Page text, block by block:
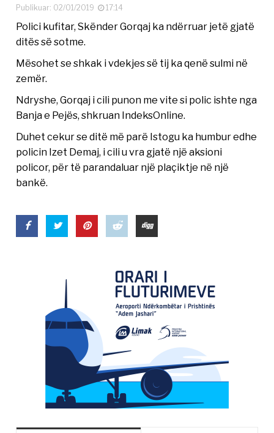
Publikuar: 02/01/2019
17:14
Polici kufitar, Skënder Gorqaj ka ndërruar jetë gjatë
ditës së sotme.
Mësohet se shkak i vdekjes së tij ka qenë sulmi në
zemër.
Ndryshe, Gorqaj i cili punon me vite si polic ishte nga
Banja e Pejës, shkruan IndeksOnline.
Duhet cekur se ditë më parë Istogu ka humbur edhe
policin Izet Demaj, i cili u vra gjatë një aksioni
policor, për të parandaluar një plaçiktje në një
bankë.